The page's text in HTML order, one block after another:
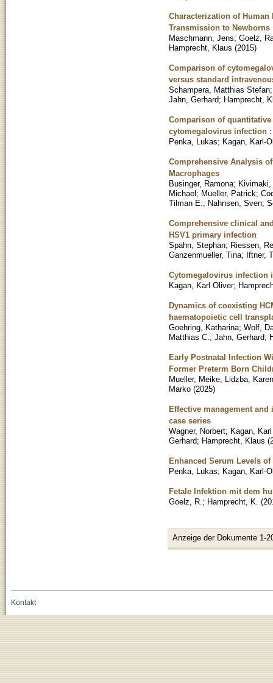
Characterization of
Transmission to Newborns
Maschmann, Jens; Goelz,
Hamprecht, Klaus (2015)
Comparison of
versus standard
Schampera, Matthias Stefan
Jahn, Gerhard; Hamprecht,
Comparison of
cytomegalovirus infection
Penka, Lukas; Kagan, Karl-
Comprehensive Analysis
Macrophages
Businger, Ramona; Kivimaki,
Michael; Mueller, Patrick;
Tilman E. ; Nahnsen, Sven;
Comprehensive clinical
HSV1 primary infection
Spahn, Stephan; Riessen,
Ganzenmueller, Tina; Iftner,
Cytomegalovirus infection
Kagan, Karl Oliver;
Dynamics of coexisting
haematopoietic cell
Goehring, Katharina; Wolf,
Matthias C. ; Jahn, Gerhard;
Early Postnatal Infection
Former Preterm Born
Mueller, Meike; Lidzba, Karen
Marko (2025)
Effective management
case series
Wagner, Norbert; Kagan,
Gerhard; Hamprecht, Klaus (
Enhanced Serum Levels
Penka, Lukas; Kagan, Karl-
Fetale Infektion mit dem
Goelz, R. ; Hamprecht, K. (
Anzeige der Dokumente 1-
Kontakt